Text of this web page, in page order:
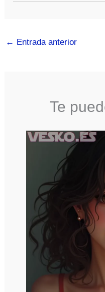
← Entrada anterior
Te